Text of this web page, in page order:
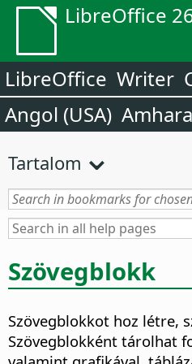
LibreOffice
LibreOffice Writer
Angol (USA) Amhara
Tartalom
Szövegblokk
Szövegblokkot hoz létre,
Szövegblokként tárolhat